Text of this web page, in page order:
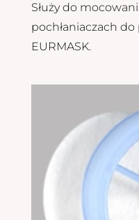
Służy do
pochłaniaczach do
EURMASK.